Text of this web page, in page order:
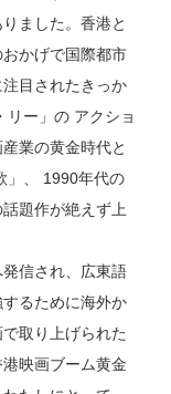
ました。香港と
かげで国際都市
目されたきっか
ー」の アクショ
業の黄金時代と
」、 1990年代の
題作が絶えず上
信され、広東語
るために海外か
取り上げられた
映画ブーム黄金